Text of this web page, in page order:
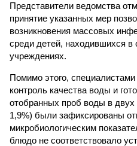
Представители ведомства
принятие указанных мер
возникновения массовых
среди детей, находившихся в
учреждениях.
Помимо этого,
контроль качества воды и
отобранных проб воды в двух
1,9%) были зафиксированы
микробиологическим
блюдо не соответствовало